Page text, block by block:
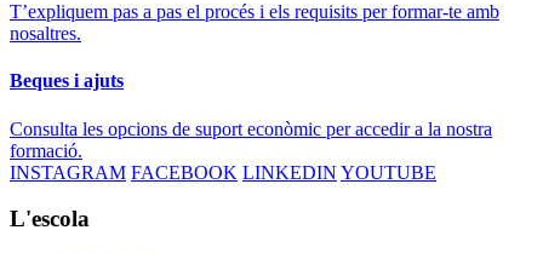
T’expliquem pas a pas el procés i els requisits per formar-te amb
nosaltres.
Beques i ajuts
Consulta les opcions de suport econòmic per accedir a la nostra
formació.
INSTAGRAM FACEBOOK LINKEDIN YOUTUBE
L'escola